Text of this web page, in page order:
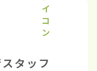
タッフ